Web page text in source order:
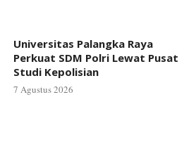
Universitas Palangka Raya
Perkuat SDM Polri Lewat Pusat
Studi Kepolisian
7 Agustus 2026